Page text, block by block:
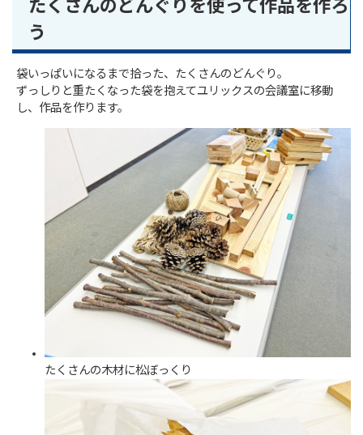
たくさんのどんぐりを使って作品を作ろ
う
袋いっぱいになるまで拾った、たくさんのどんぐり。
ずっしりと重たくなった袋を抱えてユリックスの会議室に移動
し、作品を作ります。
たくさんの木材に松ぼっくり